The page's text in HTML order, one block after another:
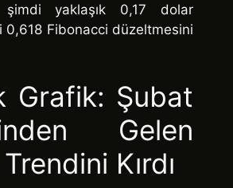
şimdi yaklaşık 0,17 dolar
0,618 Fibonacci düzeltmesini
Grafik: Şubat
Gelen
Kırdı